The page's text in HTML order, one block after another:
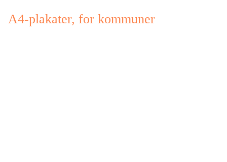
A4-plakater, for kommuner